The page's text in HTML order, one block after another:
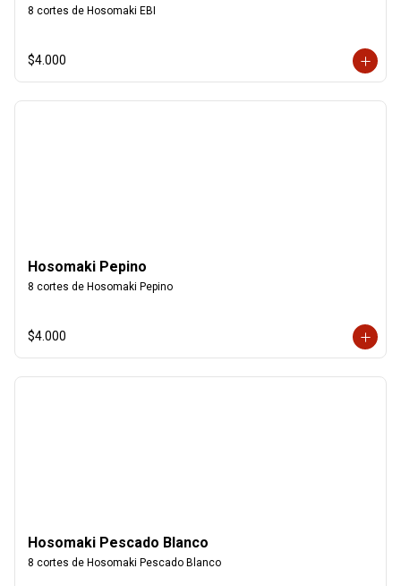
8 cortes de Hosomaki EBI
$4.000
Hosomaki Pepino
8 cortes de Hosomaki Pepino
$4.000
Hosomaki Pescado Blanco
8 cortes de Hosomaki Pescado Blanco